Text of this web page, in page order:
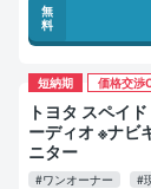
無
料
短納期 価格交渉
トヨタ スペイド F 禁煙車 整備記録簿あり ディスプ
ーディオ ※ナビ
ニター
#ワンオーナー #